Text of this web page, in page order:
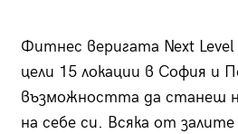
Фитнес веригата Next Level
цели 15 локации в София и
възможността да станеш
на себе си. Всяка от